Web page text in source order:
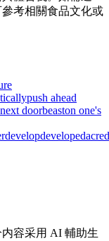
考相關食品文化或
push ahead
next doorbeaston one's
developedacre
容采用 AI 輔助生